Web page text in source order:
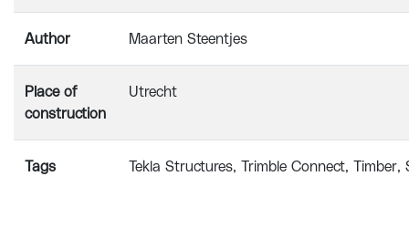
Author Maarten Steentjes
Place of
construction
Utrecht
Tags Tekla Structures Trimble Connect Timber